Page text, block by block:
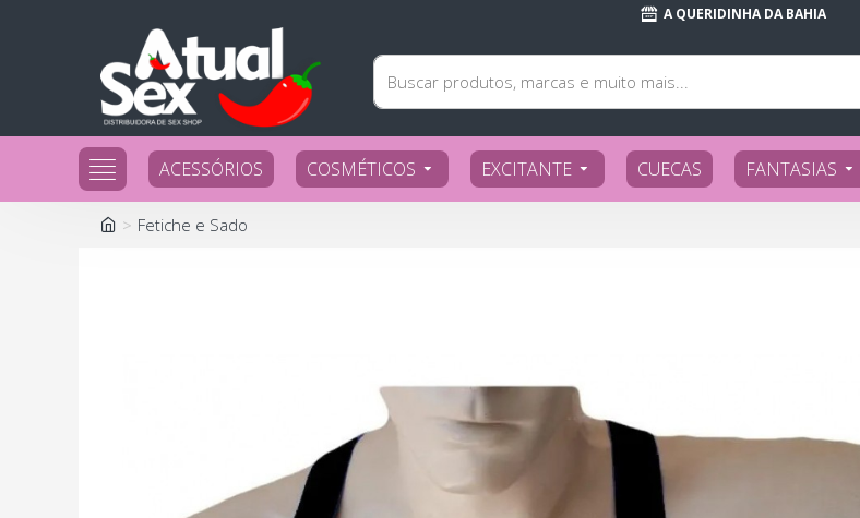
A QUERIDINHA DA BAHIA
ACESSÓRIOS COSMÉTICOS EXCITANTE CUECAS FANTASIAS
Fetiche e Sado